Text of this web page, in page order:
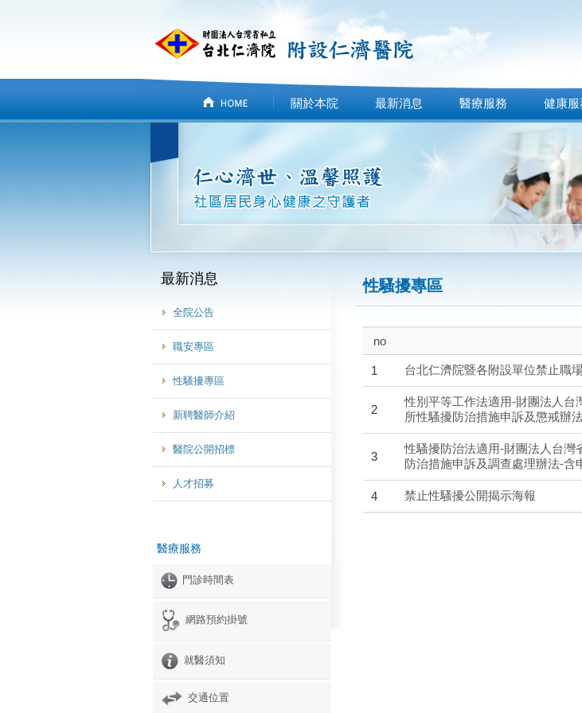
關於本院 最新消息 醫療服務 健康服
最新消息
全院公告
職安專區
性騷擾專區
新聘醫師介紹
醫院公開招標
人才招募
醫療服務
門診時間表
網路預約掛號
就醫須知
交通位置
性騷擾專區
no
1 台北仁濟院暨各附設單位禁止職
2
性別平等工作法適用-財團法人台
所性騷擾防治措施申訴及懲戒辦
3
性騷擾防治法適用-財團法人台灣
防治措施申訴及調查處理辦法-含
4 禁止性騷擾公開揭示海報